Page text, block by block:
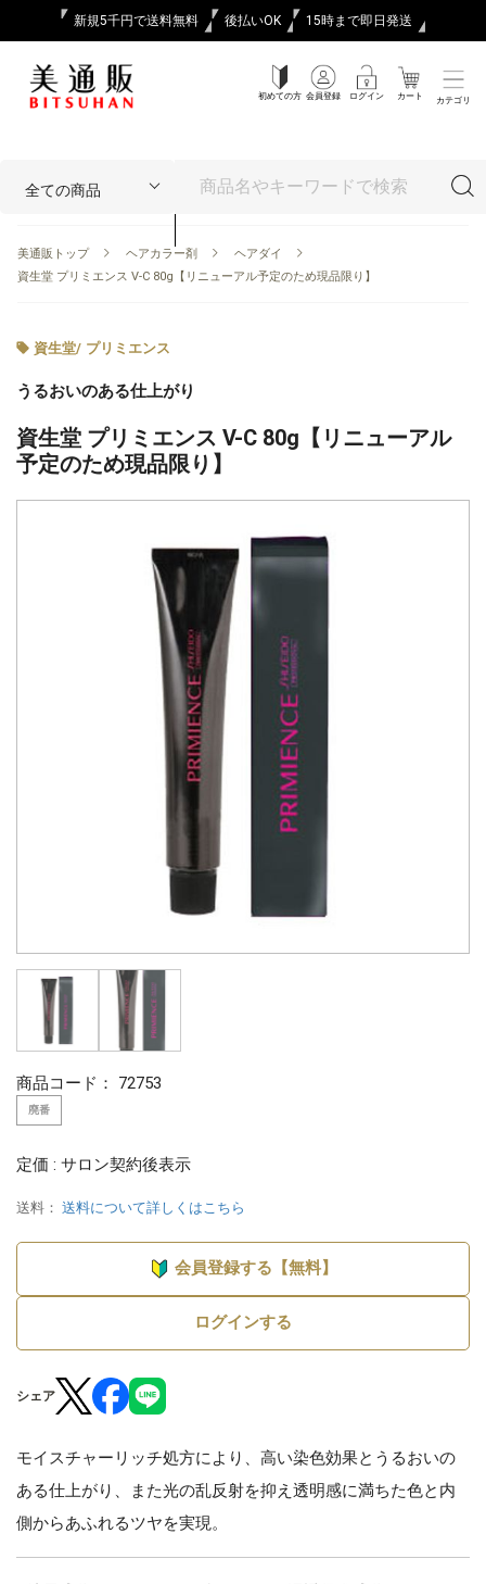
新規5千円で送料無料 後払いOK 15時まで即日発送
初めての方 会員登録 ログイン カート カテゴリ
美通販トップ ヘアカラー剤
ヘアダイ
資生堂 プリミエンス V-C 80g【リニューアル予定のため現品限り】
資生堂/ プリミエンス
うるおいのある仕上がり
資生堂 プリミエンス V-C 80g【リニューアル
予定のため現品限り】
商品コード： 72753
廃番
定価 : サロン契約後表示
送料： 送料について詳しくはこちら
会員登録する【無料】
ログインする
シェア
モイスチャーリッチ処方により、高い染色効果とうるおいの
ある仕上がり、また光の乱反射を抑え透明感に満ちた色と内
側からあふれるツヤを実現。